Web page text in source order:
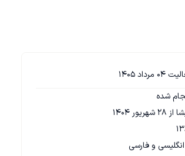
1405
1404
و فارسی